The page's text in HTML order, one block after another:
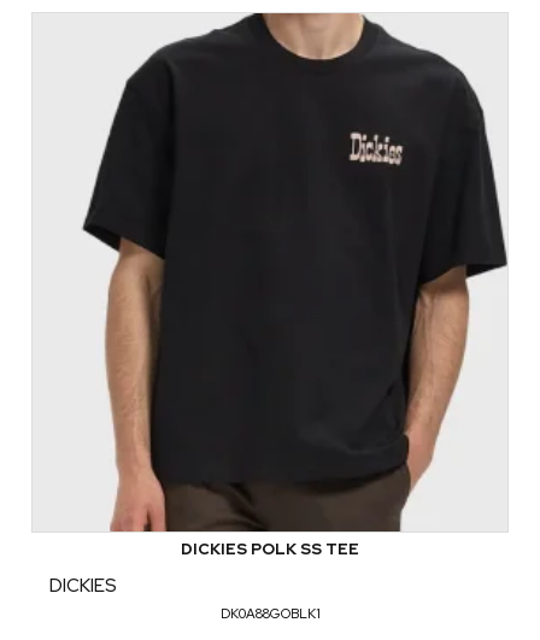
DICKIES POLK SS TEE
DICKIES
DK0A88GOBLK1